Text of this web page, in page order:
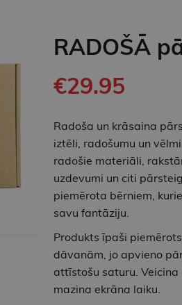
RADOŠĀ
€29.95
Radoša un krāsaina
iztēli, radošumu un
radošie materiāli,
uzdevumi un citi
piemērota bērniem,
savu fantāziju.
Produkts īpaši
dāvanām, jo apvieno
attīstošu saturu.
mazina ekrāna laiku.